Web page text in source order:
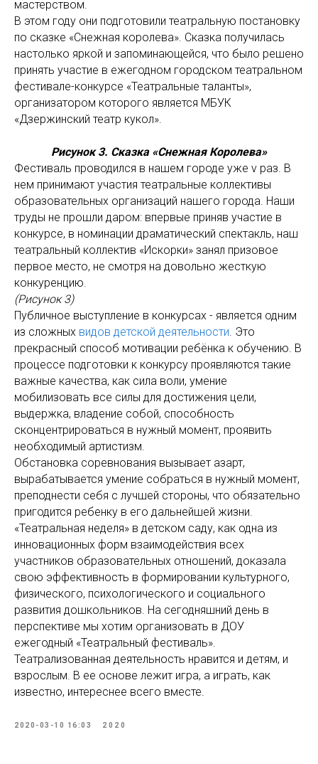
мастерством.
В этом году они подготовили театральную постановку
по сказке «Снежная королева». Сказка получилась
настолько яркой и запоминающейся, что было решено
принять участие в ежегодном городском театральном
фестивале-конкурсе «Театральные таланты»,
организатором которого является МБУК
«Дзержинский театр кукол».
Рисунок 3. Сказка «Снежная Королева»
Фестиваль проводился в нашем городе уже v раз. В
нем принимают участия театральные коллективы
образовательных организаций нашего города. Наши
труды не прошли даром: впервые приняв участие в
конкурсе, в номинации драматический спектакль, наш
театральный коллектив «Искорки» занял призовое
первое место, не смотря на довольно жесткую
конкуренцию.
(Рисунок 3)
Публичное выступление в конкурсах - является одним
из сложных видов детской деятельности. Это
прекрасный способ мотивации ребёнка к обучению. В
процессе подготовки к конкурсу проявляются такие
важные качества, как сила воли, умение
мобилизовать все силы для достижения цели,
выдержка, владение собой, способность
сконцентрироваться в нужный момент, проявить
необходимый артистизм.
Обстановка соревнования вызывает азарт,
вырабатывается умение собраться в нужный момент,
преподнести себя с лучшей стороны, что обязательно
пригодится ребенку в его дальнейшей жизни.
«Театральная неделя» в детском саду, как одна из
инновационных форм взаимодействия всех
участников образовательных отношений, доказала
свою эффективность в формировании культурного,
физического, психологического и социального
развития дошкольников. На сегодняшний день в
перспективе мы хотим организовать в ДОУ
ежегодный «Театральный фестиваль».
Театрализованная деятельность нравится и детям, и
взрослым. В ее основе лежит игра, а играть, как
известно, интереснее всего вместе.
2020-03-10 16:03 2020